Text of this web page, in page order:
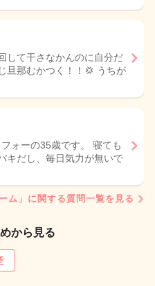
して干さなかんのに自分だ
旦那むかつく！！💢 うちが
ォーの35歳です。 寝ても
キだし、毎日気力が無いで
ーム」に関する質問一覧を見る
から見る